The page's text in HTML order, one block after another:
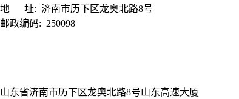
地 址: 济南市历下区龙奥北路8号
邮政编码: 250098
山东省济南市历下区龙奥北路8号山东高速大厦